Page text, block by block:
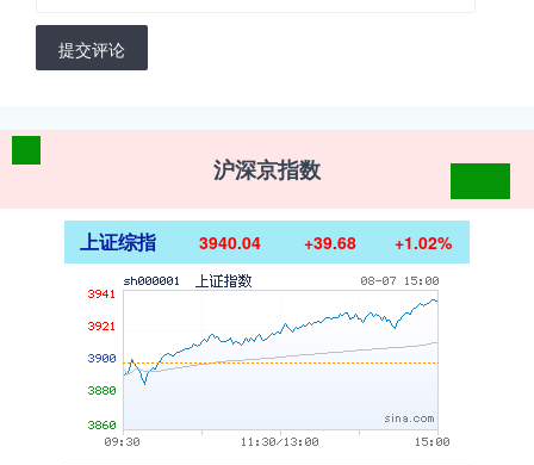
提交评论
沪深京指数
上证综指 3940.04 +39.68 +1.02%